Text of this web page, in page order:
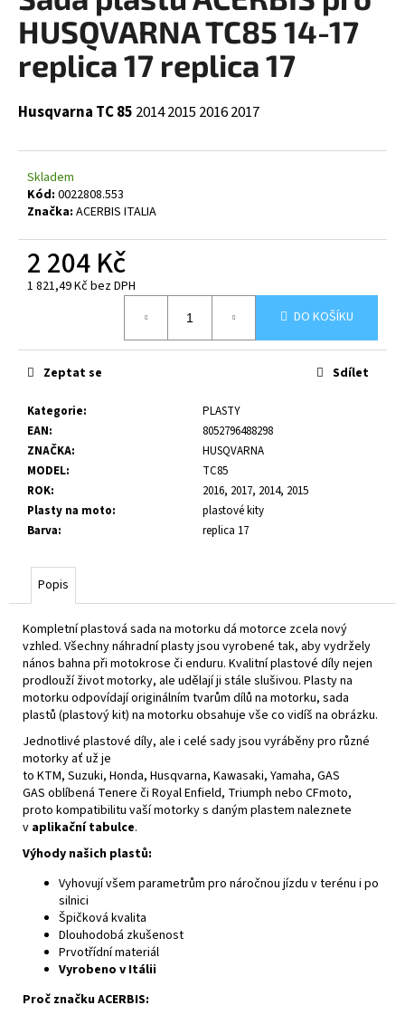
0,0
hvězdiček.
HUSQVARNA TC85 14-17
replica 17 replica 17
Husqvarna TC 85 20142015 20162017
Skladem
Kód: 0022808.553
Značka: ACERBIS ITALIA
2 204 Kč
1 821,49 Kč bez DPH
DO KOŠÍKU
Kategorie:
PLASTY
EAN:
8052796488298
ZNAČKA:
HUSQVARNA
MODEL:
TC85
ROK:
2016, 2017, 2014, 2015
Plasty na moto:
plastové kity
Barva: replica 17
Zeptat se Sdílet
Popis
Kompletní plastová sada na motorku dá motorce zcela nový
vzhled. Všechny náhradní plasty jsou vyrobené tak, aby vydržely
nános bahna při motokrose či enduru. Kvalitní plastové díly nejen
prodlouží život motorky, ale udělají ji stále slušivou. Plasty na
motorku odpovídají originálním tvarům dílů na motorku, sada
plastů (plastový kit) na motorku obsahuje vše co vidíš na obrázku.
Jednotlivé plastové díly, ale i celé sady jsou vyráběny pro různé
motorky ať už je
to KTM, Suzuki, Honda, Husqvarna, Kawasaki, Yamaha, GAS
GAS oblíbená Tenere či Royal Enfield, Triumph nebo CFmoto,
proto kompatibilitu vaší motorky s daným plastem naleznete
v aplikační tabulce.
Výhody našich plastů:
Vyhovují všem parametrům pro náročnou jízdu v terénu i po
silnici
Špičková kvalita
Dlouhodobá zkušenost
Prvotřídní materiál
Vyrobeno v Itálii
Proč značku ACERBIS:
a
j
í
?
HLEDAT
D
o
u
m